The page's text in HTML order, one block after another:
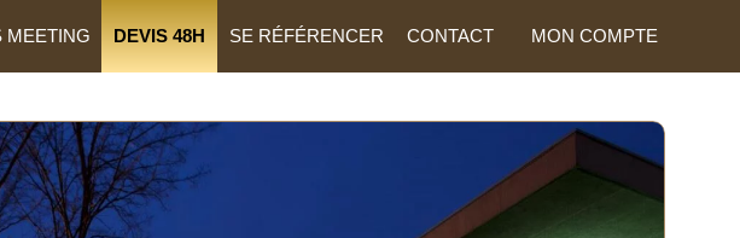
MEETING DEVIS 48H SE RÉFÉRENCER CONTACT MON COMPTE